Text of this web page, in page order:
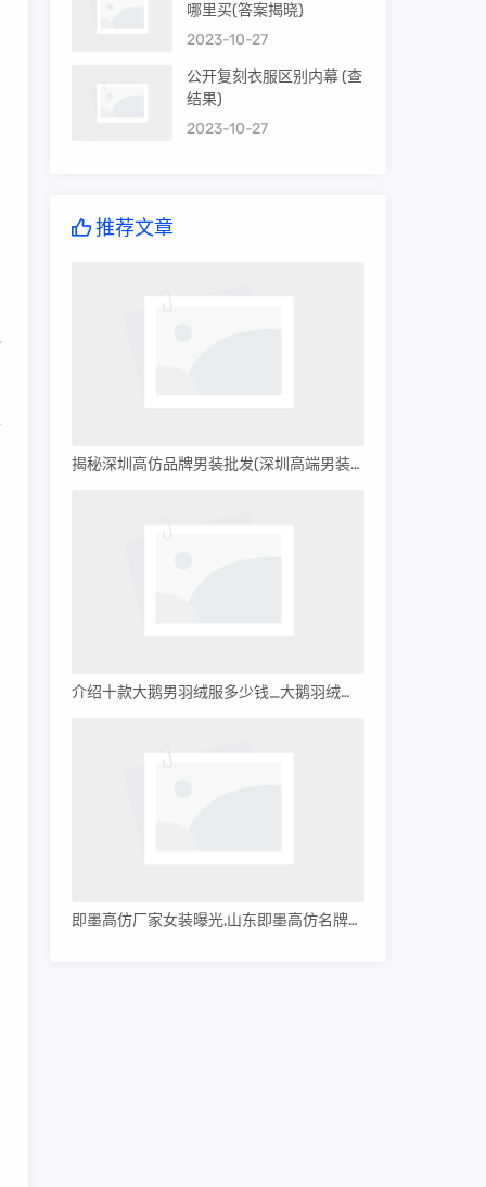
哪里买(答案揭晓)
2023-10-27
公开复刻衣服区别内幕 (查
结果)
2023-10-27
推荐文章
揭秘深圳高仿品牌男装批发(深圳高端男装批发)
介绍十款大鹅男羽绒服多少钱_大鹅羽绒服多少钱?
即墨高仿厂家女装曝光,山东即墨高仿名牌服装